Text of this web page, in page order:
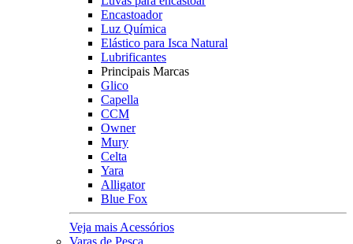
Encastoador
Luz Química
Elástico para Isca Natural
Lubrificantes
Principais Marcas
Glico
Capella
CCM
Owner
Mury
Celta
Yara
Alligator
Blue Fox
Veja mais Acessórios
Varas de Pesca